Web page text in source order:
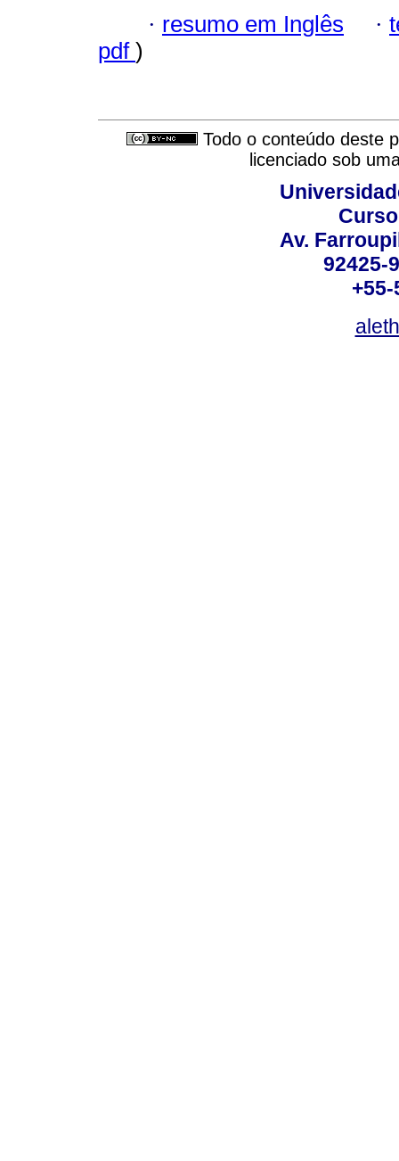
· resumo em Inglês ·
pdf )
Todo o conteúdo deste
licenciado sob
Av.
92425-